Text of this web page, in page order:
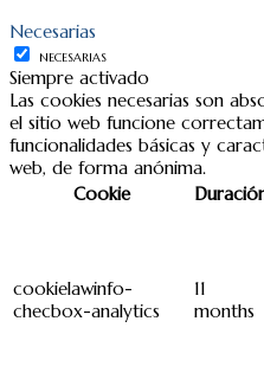
Necesarias
NECESARIAS
Siempre activado
Las cookies necesarias son
el sitio web funcione
funcionalidades básicas y
web, de forma anónima.
Cookie
cookielawinfo-
checbox-analytics
11
months